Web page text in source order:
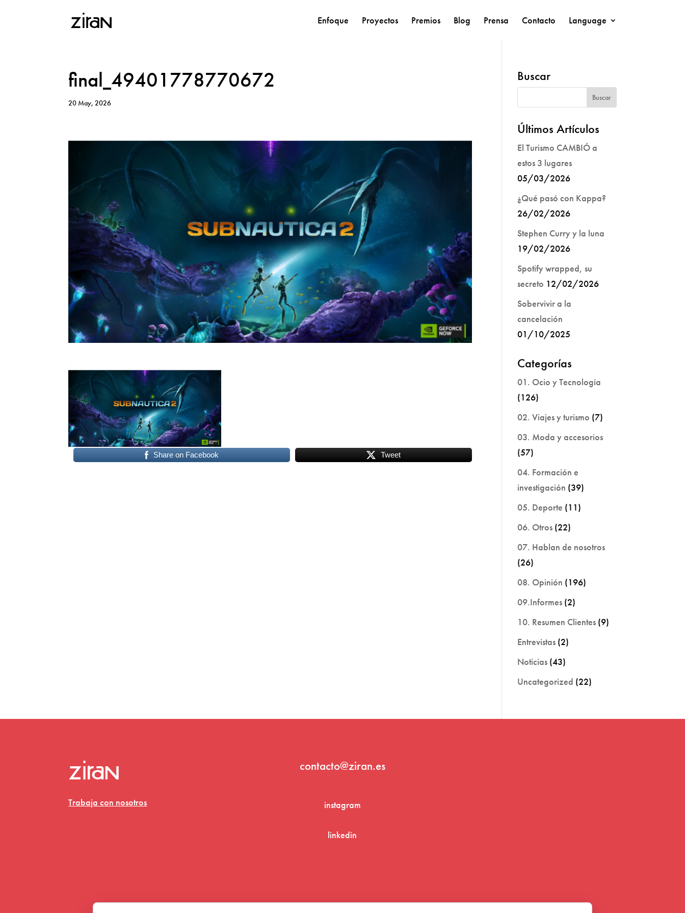
Enfoque Proyectos Premios Blog Prensa Contacto Language
final_49401778770672
20 May, 2026
Share on Facebook Tweet
Buscar
Últimos Artículos
El Turismo CAMBIÓ a
estos 3 lugares
05/03/2026
¿Qué pasó con Kappa?
26/02/2026
Stephen Curry y la luna
19/02/2026
Spotify wrapped, su
secreto 12/02/2026
Sobervivir a la
cancelación
01/10/2025
Categorías
01. Ocio y Tecnología
(126)
02. Viajes y turismo (7)
03. Moda y accesorios
(57)
04. Formación e
investigación (39)
05. Deporte (11)
06. Otros (22)
07. Hablan de nosotros
(26)
08. Opinión (196)
09.Informes (2)
10. Resumen Clientes (9)
Entrevistas (2)
Noticias (43)
Uncategorized (22)
Trabaja con nosotros
contacto@ziran.es
instagram
linkedin